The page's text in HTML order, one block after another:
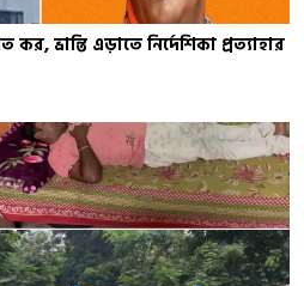
ভ্রান্তি এড়াতে নির্দেশিকা প্রত্যাহার